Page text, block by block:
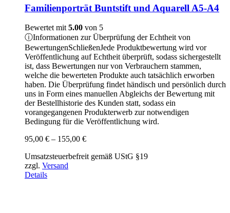
Familienporträt Buntstift und Aquarell A5-A4
Bewertet mit5.00 von 5
ⓘInformationen zur Überprüfung der Echtheit von
BewertungenSchließenJede Produktbewertung wird vor
Veröffentlichung auf Echtheit überprüft, sodass sichergestellt
ist, dass Bewertungen nur von Verbrauchern stammen,
welche die bewerteten Produkte auch tatsächlich erworben
haben. Die Überprüfung findet händisch und persönlich durch
uns in Form eines manuellen Abgleichs der Bewertung mit
der Bestellhistorie des Kunden statt, sodass ein
vorangegangenen Produkterwerb zur notwendigen
Bedingung für die Veröffentlichung wird.
95,00 € – 155,00 €Preisspanne:
bis
Umsatzsteuerbefreit gemäß UStG §19
zzgl. Versand
Details